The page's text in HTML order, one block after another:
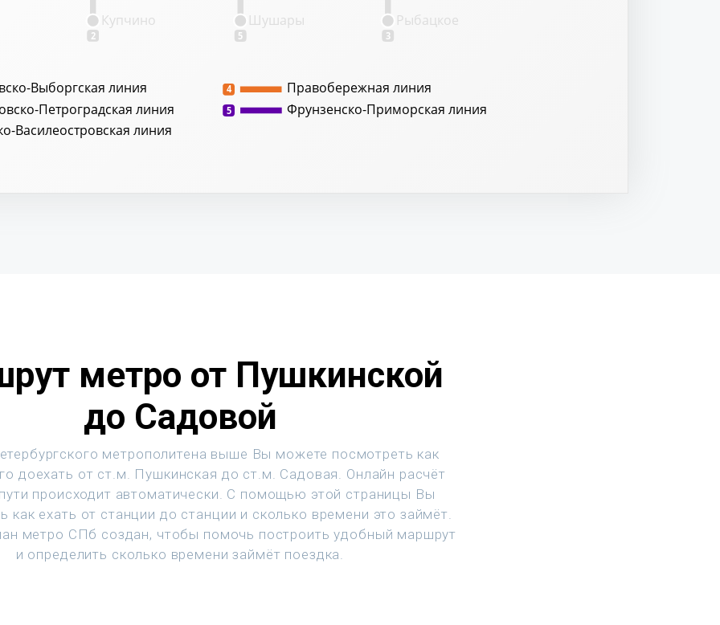
Выборгская линия
Петроградская линия
Василеостровская линия
Правобережная линия
4
Фрунзенско-Приморская линия
5
2 5 3
Купчино Рыбацкое
Шушары
метро от Пушкинской
до Садовой
метрополитена выше Вы можете посмотреть как
доехать от ст.м. Пушкинская до ст.м. Садовая. Онлайн расчёт
происходит автоматически. С помощью этой страницы Вы
как ехать от станции до станции и сколько времени это займёт.
метро СПб создан, чтобы помочь построить удобный маршрут
и определить сколько времени займёт поездка.